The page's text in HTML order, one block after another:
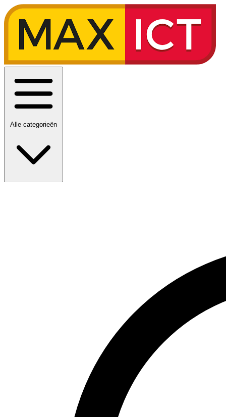
Alle categorieën